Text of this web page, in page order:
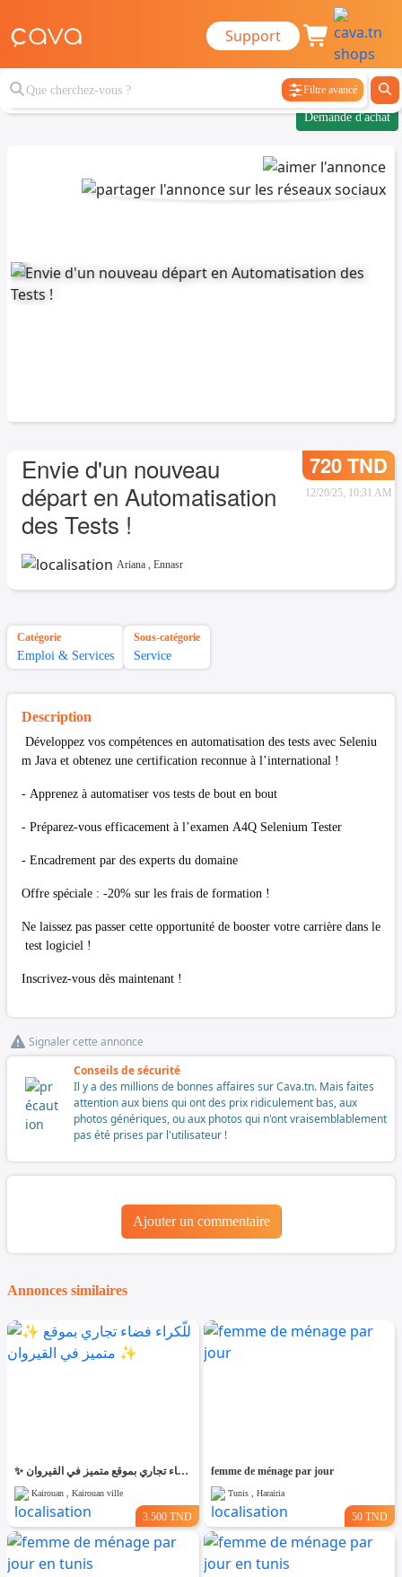
Support
Filtre avancé
Demande d'achat
Envie d'un nouveau
départ en Automatisation
des Tests !
720 TND
12/20/25, 10:31 AM
Ariana , Ennasr
Catégorie
Emploi & Services
Sous-catégorie
Service
Description
Développez vos compétences en automatisation des tests avec Seleniu
m Java et obtenez une certification reconnue à l’international !
- Apprenez à automatiser vos tests de bout en bout
- Préparez-vous efficacement à l’examen A4Q Selenium Tester
- Encadrement par des experts du domaine
Offre spéciale : -20% sur les frais de formation !
Ne laissez pas passer cette opportunité de booster votre carrière dans le
test logiciel !
Inscrivez-vous dès maintenant !
Signaler cette annonce
Conseils de sécurité
Il y a des millions de bonnes affaires sur Cava.tn. Mais faites
attention aux biens qui ont des prix ridiculement bas, aux
photos génériques, ou aux photos qui n'ont vraisemblablement
pas été prises par l'utilisateur !
Ajouter un commentaire
Annonces similaires
✨ للّكراء فضاء تجاري بموقع متميز في القيروان ✨
Kairouan , Kairouan ville
3.500 TND
femme de ménage par jour
Tunis , Harairia
50 TND